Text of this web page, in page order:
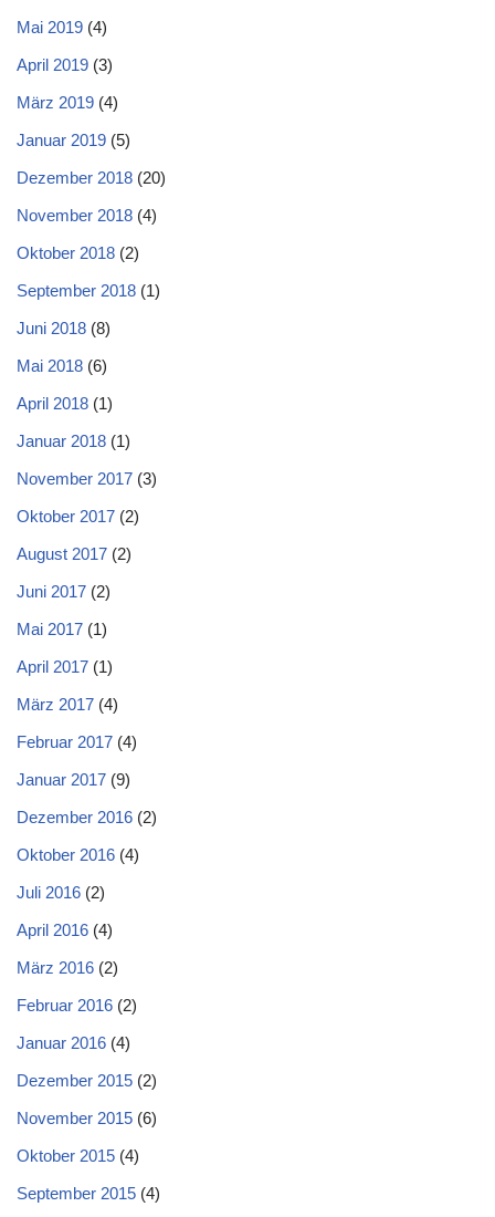
Mai 2019 (4)
April 2019 (3)
März 2019 (4)
Januar 2019 (5)
Dezember 2018 (20)
November 2018 (4)
Oktober 2018 (2)
September 2018 (1)
Juni 2018 (8)
Mai 2018 (6)
April 2018 (1)
Januar 2018 (1)
November 2017 (3)
Oktober 2017 (2)
August 2017 (2)
Juni 2017 (2)
Mai 2017 (1)
April 2017 (1)
März 2017 (4)
Februar 2017 (4)
Januar 2017 (9)
Dezember 2016 (2)
Oktober 2016 (4)
Juli 2016 (2)
April 2016 (4)
März 2016 (2)
Februar 2016 (2)
Januar 2016 (4)
Dezember 2015 (2)
November 2015 (6)
Oktober 2015 (4)
September 2015 (4)